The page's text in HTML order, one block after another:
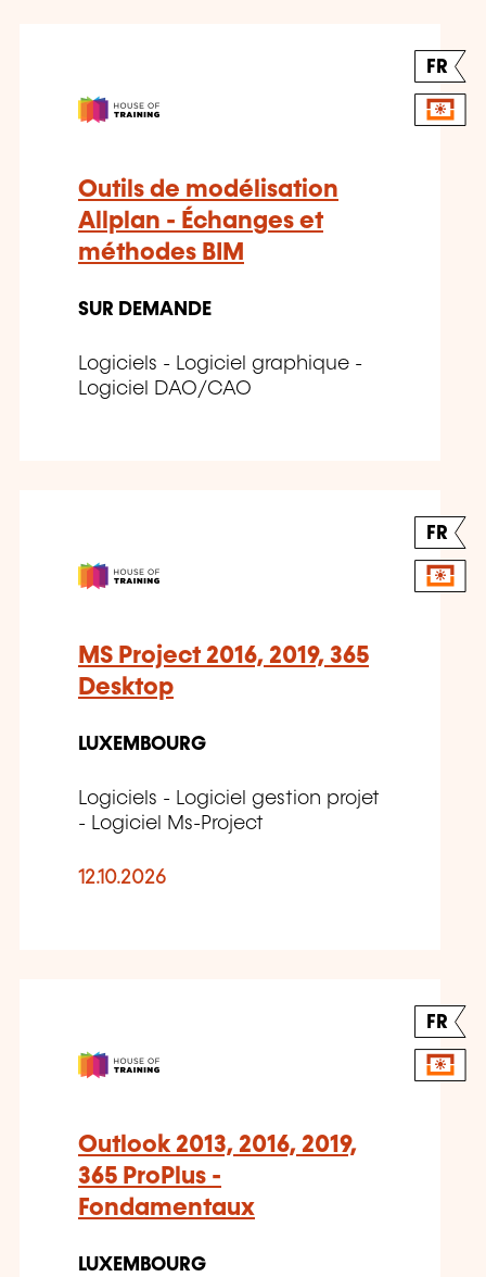
FR
Outils de modélisation
Allplan - Échanges et
méthodes BIM
SUR DEMANDE
Logiciels - Logiciel graphique -
Logiciel DAO/CAO
FR
MS Project 2016, 2019, 365
Desktop
LUXEMBOURG
Logiciels - Logiciel gestion projet
- Logiciel Ms-Project
12.10.2026
FR
Outlook 2013, 2016, 2019,
365 ProPlus -
Fondamentaux
LUXEMBOURG